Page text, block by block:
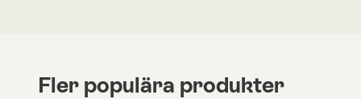
Fler populära produkter